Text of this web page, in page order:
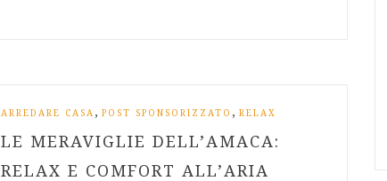
ARREDARE CASA , POST SPONSORIZZATO , RELAX
LE MERAVIGLIE DELL’AMACA:
RELAX E COMFORT ALL’ARIA